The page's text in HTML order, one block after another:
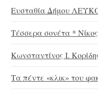
Ευσταθία Δήμου
Τέσσερα σονέτα *
Κωνσταντίνος Ι.
Τα πέντε «κλικ» του